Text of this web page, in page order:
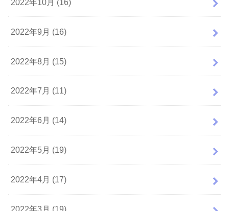
2022年10月 (16)
2022年9月 (16)
2022年8月 (15)
2022年7月 (11)
2022年6月 (14)
2022年5月 (19)
2022年4月 (17)
2022年3月 (19)